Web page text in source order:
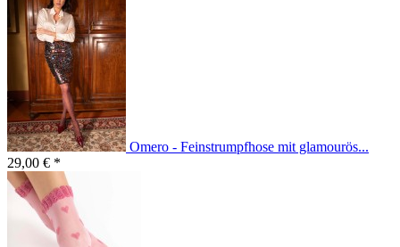
Omero - Feinstrumpfhose mit glamourös...
29,00 € *